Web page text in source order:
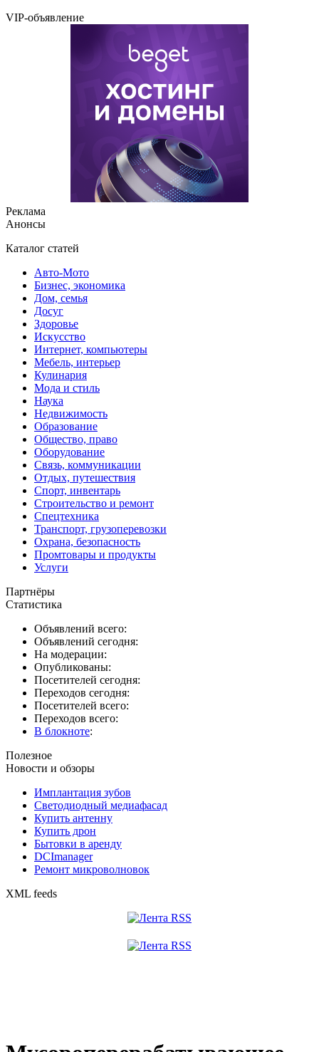
VIP-объявление
Реклама
Анонсы
Каталог статей
Авто-Мото
Бизнес, экономика
Дом, семья
Досуг
Здоровье
Искусство
Интернет, компьютеры
Мебель, интерьер
Кулинария
Мода и стиль
Наука
Недвижимость
Образование
Общество, право
Оборудование
Связь, коммуникации
Отдых, путешествия
Спорт, инвентарь
Строительство и ремонт
Спецтехника
Транспорт, грузоперевозки
Охрана, безопасность
Промтовары и продукты
Услуги
Партнёры
Статистика
Объявлений всего:
Объявлений сегодня:
На модерации:
Опубликованы:
Посетителей сегодня:
Переходов сегодня:
Посетителей всего:
Переходов всего:
В блокноте:
Полезное
Новости и обзоры
Имплантация зубов
Светодиодный медиафасад
Купить антенну
Купить дрон
Бытовки в аренду
DCImanager
Ремонт микроволновок
XML feeds